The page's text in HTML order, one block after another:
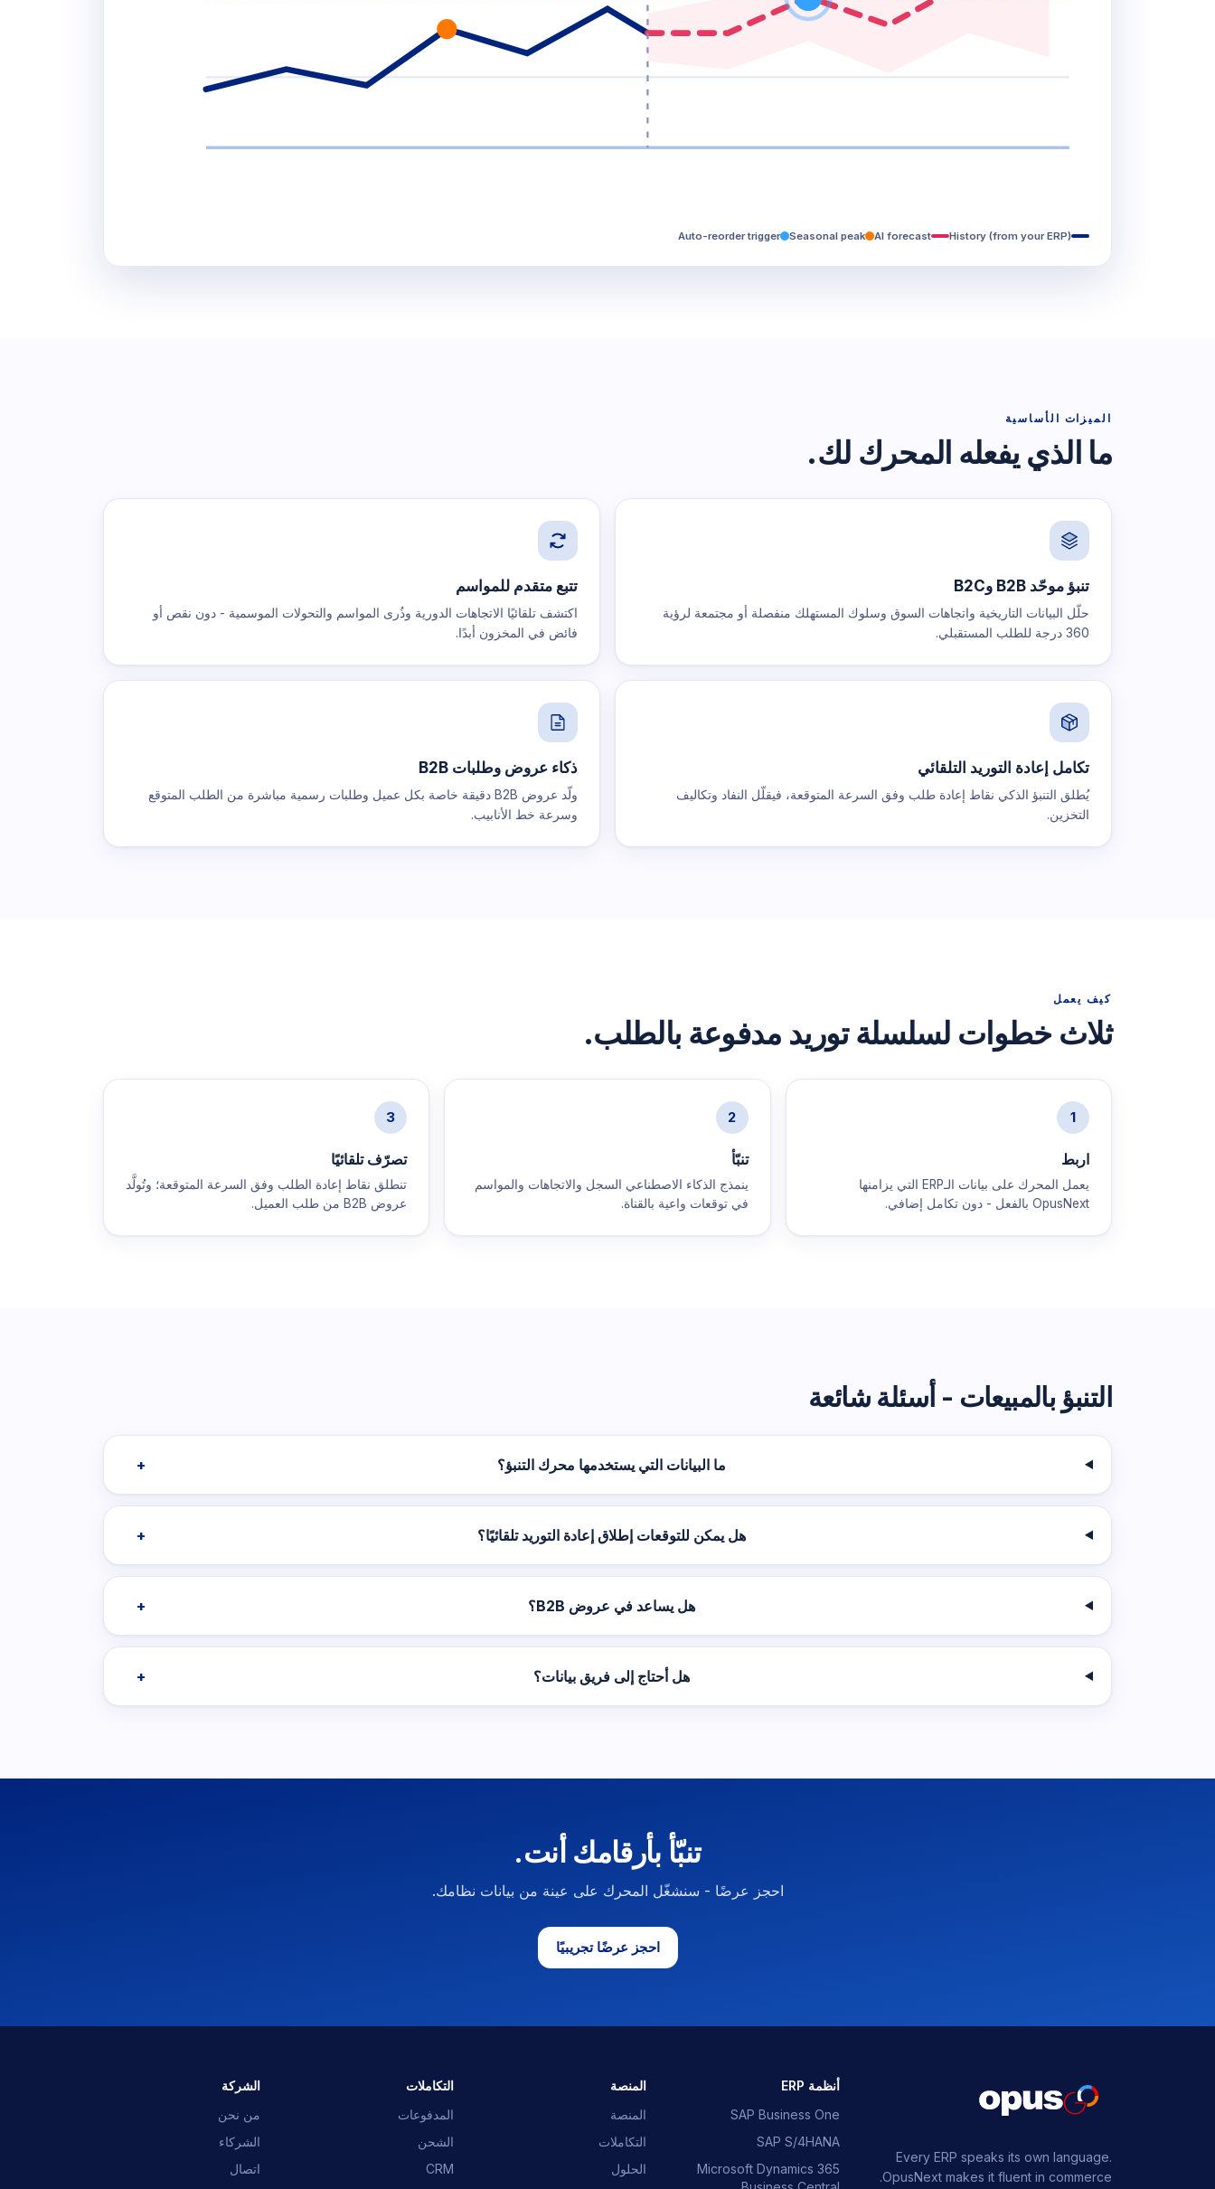
History (from your ERP)
AI forecast
Seasonal peak
Auto-reorder trigger
الميزات الأساسية
ما الذي يفعله المحرك لك.
تنبؤ موحّد B2B وB2C
حلّل البيانات التاريخية واتجاهات السوق وسلوك المستهلك منفصلة أو مجتمعة لرؤية
360 درجة للطلب المستقبلي.
تتبع متقدم للمواسم
اكتشف تلقائيًا الاتجاهات الدورية وذُرى المواسم والتحولات الموسمية - دون نقص أو
فائض في المخزون أبدًا.
تكامل إعادة التوريد التلقائي
يُطلق التنبؤ الذكي نقاط إعادة طلب وفق السرعة المتوقعة، فيقلّل النفاد وتكاليف
التخزين.
ذكاء عروض وطلبات B2B
ولّد عروض B2B دقيقة خاصة بكل عميل وطلبات رسمية مباشرة من الطلب المتوقع
وسرعة خط الأنابيب.
كيف يعمل
ثلاث خطوات لسلسلة توريد مدفوعة بالطلب.
1
اربط
يعمل المحرك على بيانات الـERP التي يزامنها
OpusNext بالفعل - دون تكامل إضافي.
2
تنبّأ
ينمذج الذكاء الاصطناعي السجل والاتجاهات والمواسم
في توقعات واعية بالقناة.
3
تصرّف تلقائيًا
تنطلق نقاط إعادة الطلب وفق السرعة المتوقعة؛ وتُولَّد
عروض B2B من طلب العميل.
التنبؤ بالمبيعات - أسئلة شائعة
ما البيانات التي يستخدمها محرك التنبؤ؟ +
هل يمكن للتوقعات إطلاق إعادة التوريد تلقائيًا؟ +
هل يساعد في عروض B2B؟ +
هل أحتاج إلى فريق بيانات؟ +
تنبّأ بأرقامك أنت.
احجز عرضًا - سنشغّل المحرك على عينة من بيانات نظامك.
احجز عرضًا تجريبيًا
Every ERP speaks its own language.
OpusNext makes it fluent in commerce.
أنظمة ERP
SAP Business One
SAP S/4HANA
Microsoft Dynamics 365
المنصة
المنصة
التكاملات
الحلول
التكاملات
المدفوعات
الشحن
CRM
الشركة
من نحن
الشركاء
اتصال
ما هو OpusNext؟ أي أنظمة ERP؟ التكاملات